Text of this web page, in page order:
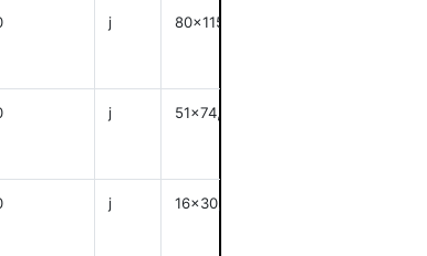
j
80x115
j
51x74,5
j
16x30,8